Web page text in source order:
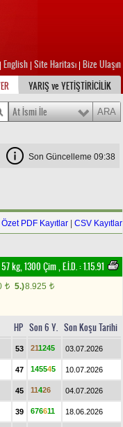
English Site Haritası Bize Ulaşın
YARIŞ ve YETİŞTİRİCİLİK
At İsmi İle
Son Güncelleme 09:38
Özet PDF Kayıtlar CSV Kayıtlar
kg, 1300 Çim,E.İ.D. :1.15.91
t 5.)8.925 t
HP Son 6 Y. Son Koşu Tarihi
53 211245 03.07.2026
47 145545 10.07.2026
45 11426 04.07.2026
39 676611 18.06.2026